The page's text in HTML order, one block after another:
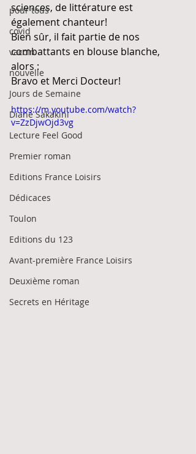
pour tous
covid
vaccin
nouvelle
Jours de Semaine
Diane Sakakini
Lecture Feel Good
Premier roman
Editions France Loisirs
Dédicaces
Toulon
Editions du 123
Avant-première France Loisirs
Deuxième roman
Secrets en Héritage
sciences, de littérature est
également chanteur!
Bien sûr, il fait partie de nos
combattants en blouse blanche,
alors :
Bravo et Merci Docteur!
https://m.youtube.com/watch?
v=ZzDjwOjd3vg